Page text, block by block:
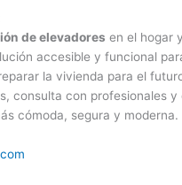
de elevadores en el hogar
accesible y funcional
la vivienda para el
consulta con profesionales y
cómoda, segura y moderna.